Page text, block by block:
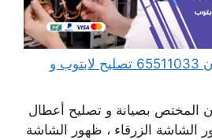
مهندس كمبيوتر صبحان 65511033 تصليح لابتوب و
المختص بصيانة و تصليح أعطال
الشاشة الزرقاء ، ظهور الشاشة